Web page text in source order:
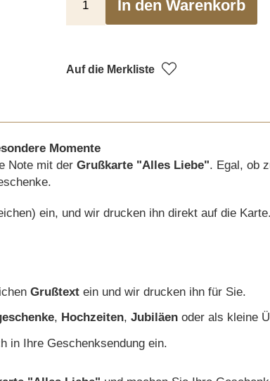
In den Warenkorb
Auf die Merkliste
Momente
Note mit der Grußkarte "Alles Liebe". Egal, ob
ein, und wir drucken ihn direkt auf die
Grußtext ein und wir drucken ihn für Sie.
, Hochzeiten, Jubiläen oder als kleine
in Ihre Geschenksendung ein.